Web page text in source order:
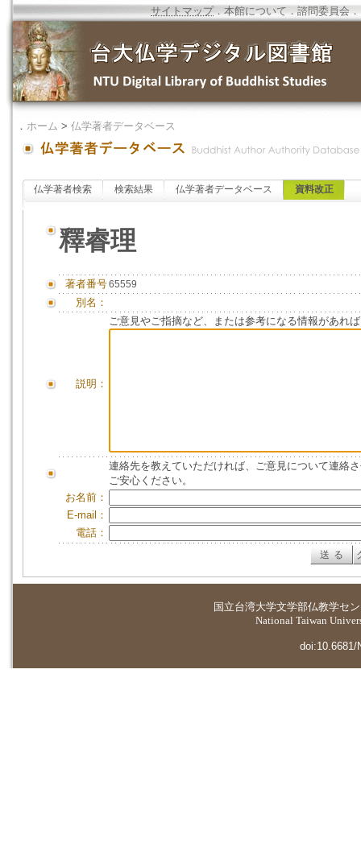
サイトマップ．本館について ．諮問委員会 ．
． ホーム > 仏学著者データベース
仏学著者検索 検索結果 仏学著者データベース 資料改正
釋睿理
著者番号65559
別名：
説明：
ご意見やご指摘など、または参考になる情報があれ
連絡先を教えていただければ、ご意見について連絡
ご安心ください。
お名前：
E-mail：
電話：
国立台湾大学文学部仏教学セ
National Taiwan
doi:10.6681/